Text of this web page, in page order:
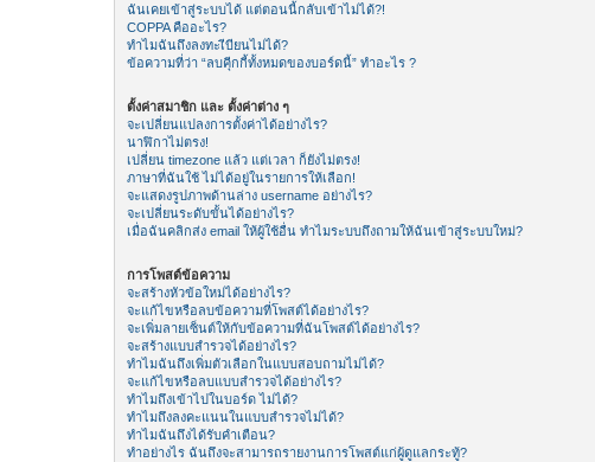
ฉันเคยเข้าสู่ระบบได้ แต่ตอนนี้กลับเข้าไม่ได้?!
COPPA คืออะไร?
ทำไมฉันถึงลงทะเีบียนไม่ได้?
ข้อความที่ว่า “ลบคุีกกี้ทั้งหมดของบอร์ดนี้” ทำอะไร ?
ตั้งค่าสมาชิก และ ตั้งค่าต่าง ๆ
จะเปลี่ยนแปลงการตั้งค่าได้อย่างไร?
นาฬิกาไม่ตรง!
เปลี่ยน timezone แล้ว แต่เวลา ก็ยังไม่ตรง!
ภาษาที่ฉันใช้ ไม่ได้อยู่ในรายการให้เลือก!
จะแสดงรูปภาพด้านล่าง username อย่างไร?
จะเปลี่ยนระดับขั้นได้อย่างไร?
เมื่อฉันคลิกส่ง email ให้ผู้ใช้อื่น ทำไมระบบถึงถามให้ฉันเข้าสู่ระบบใหม่?
การโพสต์ข้อความ
จะสร้างหัวข้อใหม่ได้อย่างไร?
จะแก้ไขหรือลบข้อความที่โพสต์ได้อย่างไร?
จะเพิ่มลายเซ็นต์ให้กับข้อความที่ฉันโพสต์ได้อย่างไร?
จะสร้างแบบสำรวจได้อย่างไร?
ทำไมฉันถึงเพิ่มตัวเลือกในแบบสอบถามไม่ได้?
จะแก้ไขหรือลบแบบสำรวจได้อย่างไร?
ทำไมถึงเข้าไปในบอร์ด ไม่ได้?
ทำไมถึงลงคะแนนในแบบสำรวจไม่ได้?
ทำไมฉันถึงได้รับคำเตือน?
ทำอย่างไร ฉันถึงจะสามารถรายงานการโพสต์แก่ผู้ดูแลกระทู้?